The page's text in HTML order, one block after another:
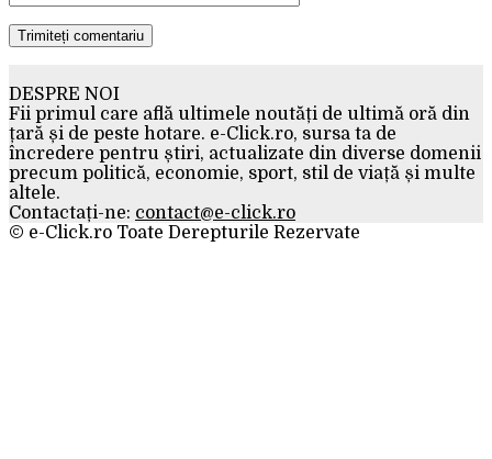
DESPRE NOI
Fii primul care află ultimele noutăți de ultimă oră din
țară și de peste hotare. e-Click.ro, sursa ta de
încredere pentru știri, actualizate din diverse domenii
precum politică, economie, sport, stil de viață și multe
altele.
Contactați-ne: contact@e-click.ro
© e-Click.ro Toate Derepturile Rezervate